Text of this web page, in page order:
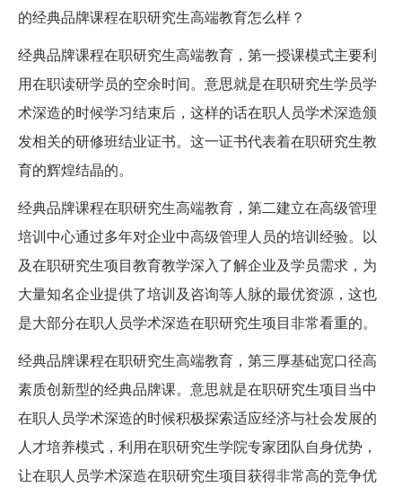
的经典品牌课程在职研究生高端教育怎么样？
经典品牌课程在职研究生高端教育，第一授课模式主要利
用在职读研学员的空余时间。意思就是在职研究生学员学
术深造的时候学习结束后，这样的话在职人员学术深造颁
发相关的研修班结业证书。这一证书代表着在职研究生教
育的辉煌结晶的。
经典品牌课程在职研究生高端教育，第二建立在高级管理
培训中心通过多年对企业中高级管理人员的培训经验。以
及在职研究生项目教育教学深入了解企业及学员需求，为
大量知名企业提供了培训及咨询等人脉的最优资源，这也
是大部分在职人员学术深造在职研究生项目非常看重的。
经典品牌课程在职研究生高端教育，第三厚基础宽口径高
素质创新型的经典品牌课。意思就是在职研究生项目当中
在职人员学术深造的时候积极探索适应经济与社会发展的
人才培养模式，利用在职研究生学院专家团队自身优势，
让在职人员学术深造在职研究生项目获得非常高的竞争优